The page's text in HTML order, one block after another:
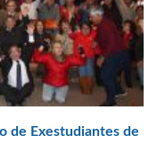
de Exestudiantes de